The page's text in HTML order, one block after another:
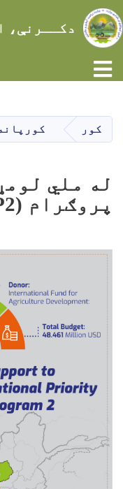
دکــرنې،
navigation
کور
له ملي
پروګرام (SNaPP2)